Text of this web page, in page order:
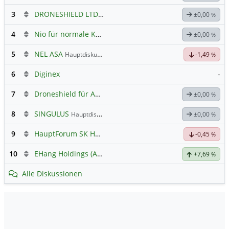
3 DRONESHIELD LTDHauptdiskussion ±0,00 %
4 Nio für normale Kommunikation ±0,00 %
5 NEL ASA Hauptdiskussion -1,49 %
6 Diginex -
7 Droneshield für Anleger ±0,00 %
8 SINGULUS Hauptdiskussion ±0,00 %
9 HauptForum SK HYNIC -0,45 %
10 EHang Holdings (A) (A) +7,69 %
Alle Diskussionen